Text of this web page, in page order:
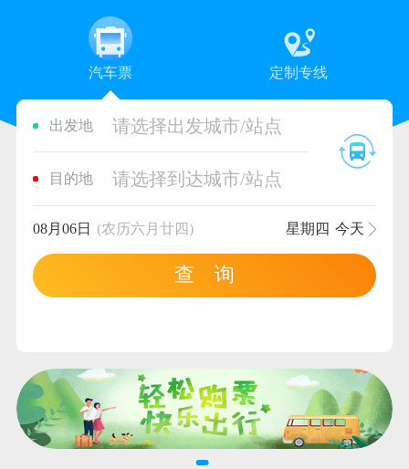
汽车票 定制专线
出发地 请选择出发城市/站点
目的地 请选择到达城市/站点
08月06日 (农历六月廿四) 星期四 今天
查 询